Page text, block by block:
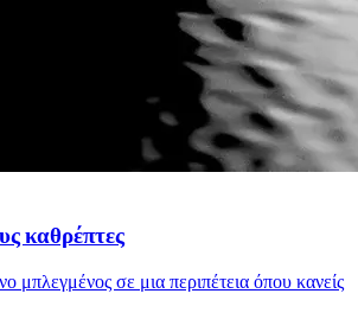
καθρέπτες
σε μια περιπέτεια όπου κανείς